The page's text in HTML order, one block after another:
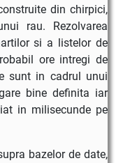
din chirpici,
rau. Rezolvarea
si a listelor de
ore intregi de
sunt in cadrul unui
bine definita iar
in milisecunde pe
bazelor de date,